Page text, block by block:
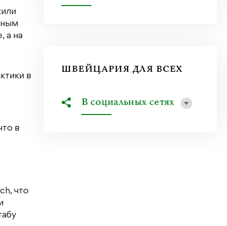
а на
в
в
что
ШВЕЙЦАРИЯ ДЛЯ ВСЕХ
В социальных сетях